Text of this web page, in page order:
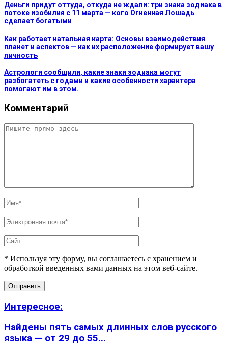
Деньги придут оттуда, откуда не ждали: три знака зодиака в
потоке изобилия с 11 марта — кого Огненная Лошадь
сделает богатыми
Как работает натальная карта: Основы взаимодействия
планет и аспектов — как их расположение формирует вашу
личность
Астрологи сообщили, какие знаки зодиака могут
разбогатеть с годами и какие особенности характера
помогают им в этом.
Комментарий
* Используя эту форму, вы соглашаетесь с хранением и
обработкой введенных вами данных на этом веб-сайте.
Интересное:
Найдены пять самых длинных слов русского
языка — от 29 до 55...